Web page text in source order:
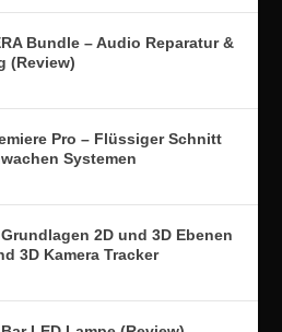
Bundle – Audio Reparatur &
(Review)
Pro – Flüssiger Schnitt
Systemen
2D und 3D Ebenen
3D Kamera Tracker